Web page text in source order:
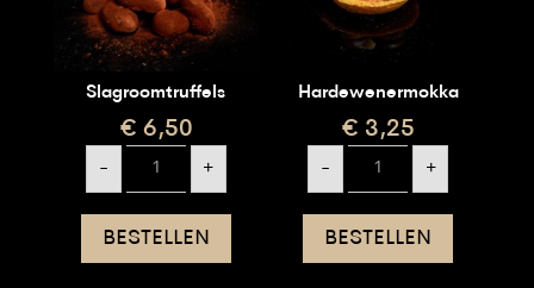
Slagroomtruffels
€ 6,50
-
aantal
+
BESTELLEN
Hardewenermokka
€ 3,25
-
aantal
+
BESTELLEN